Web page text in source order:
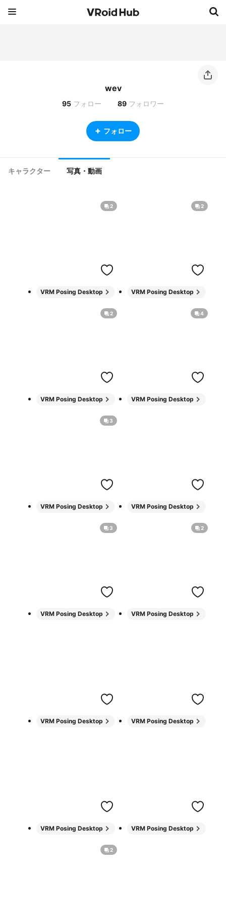
wev
95 フォロー 89 フォロワー
フォロー
キャラクター 写真・動画
2
VRM Posing Desktop
2
VRM Posing Desktop
2
VRM Posing Desktop
4
VRM Posing Desktop
3
VRM Posing Desktop VRM Posing Desktop
3
VRM Posing Desktop
2
VRM Posing Desktop
VRM Posing Desktop VRM Posing Desktop
VRM Posing Desktop VRM Posing Desktop
2